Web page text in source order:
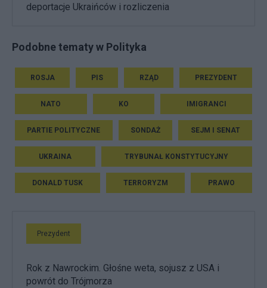
deportacje Ukraińców i rozliczenia
Podobne tematy w Polityka
ROSJA PIS RZĄD PREZYDENT
NATO KO IMIGRANCI
PARTIE POLITYCZNE SONDAŻ SEJM I SENAT
UKRAINA TRYBUNAŁ KONSTYTUCYJNY
DONALD TUSK TERRORYZM PRAWO
Prezydent
Rok z Nawrockim. Głośne weta, sojusz z USA i
powrót do Trójmorza